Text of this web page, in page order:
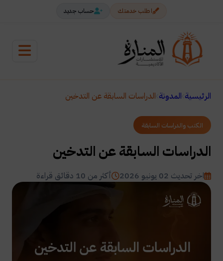
اطلب خدمتك حساب جديد
الرئيسية المدونة الدراسات السابقة عن التدخين
الكتب والدراسات السابقة
الدراسات السابقة عن التدخين
اخر تحديث 02 يونيو 2026 أكثر من 10 دقائق قراءة